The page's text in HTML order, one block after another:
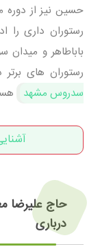
حسین نیز از دوره
رستوران داری را
باباطاهر و میدان
رستوران های
سدروس مشهد
حاج علیرضا
درباری